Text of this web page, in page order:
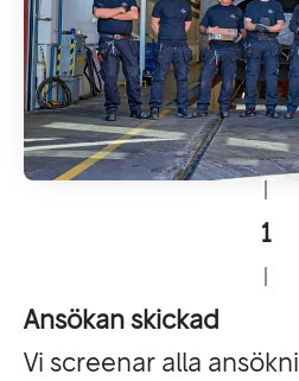
1
Ansökan skickad
Vi screenar alla